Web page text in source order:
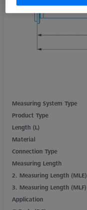
Measuring System Type
Product Type
Length (L)
Material
Connection Type
Measuring Length
2. Measuring Length (MLE)
3. Measuring Length (MLF)
Application